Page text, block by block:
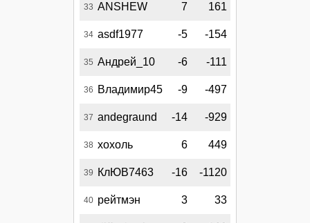
33 ANSHEW 7 161
34 asdf1977 -5 -154
35 Андрей_10 -6 -111
36 Владимир45 -9 -497
37 andegraund -14 -929
38 хохоль 6 449
39 КлЮВ7463 -16 -1120
40 рейтмэн 3 33